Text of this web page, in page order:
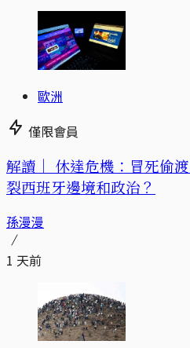
歐洲
僅限會員
解讀｜ 休達危機：冒死偷
裂西班牙邊境和政治？
孫漫漫
1 天前